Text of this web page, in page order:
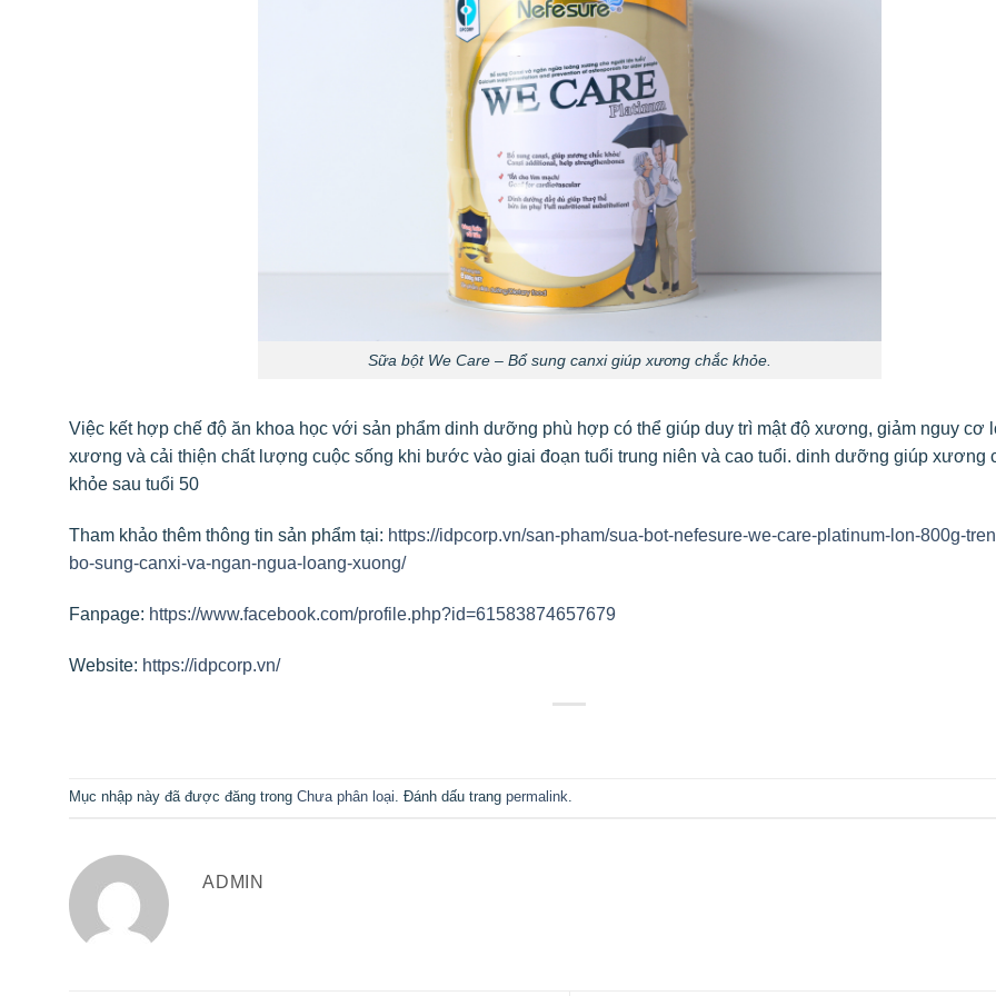
Sữa bột We Care – Bổ sung canxi giúp xương chắc khỏe.
Việc kết hợp chế độ ăn khoa học với sản phẩm dinh dưỡng phù hợp có thể giúp duy trì mật độ xương, giảm nguy cơ
xương và cải thiện chất lượng cuộc sống khi bước vào giai đoạn tuổi trung niên và cao tuổi. dinh dưỡng giúp xương
khỏe sau tuổi 50
Tham khảo thêm thông tin sản phẩm tại: https://idpcorp.vn/san-pham/sua-bot-nefesure-we-care-platinum-lon-800g-
bo-sung-canxi-va-ngan-ngua-loang-xuong/
Fanpage: https://www.facebook.com/profile.php?id=61583874657679
Website: https://idpcorp.vn/
Mục nhập này đã được đăng trong Chưa phân loại . Đánh dấu trang permalink
ADMIN